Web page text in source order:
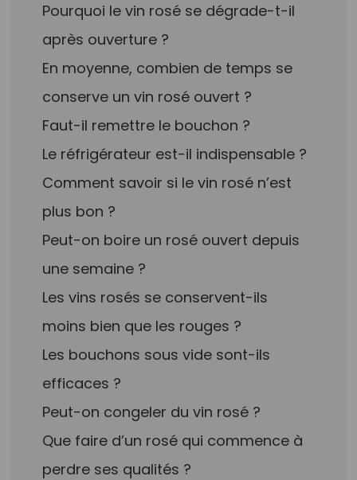
Pourquoi le vin rosé se dégrade-t-il
après ouverture ?
En moyenne, combien de temps se
conserve un vin rosé ouvert ?
Faut-il remettre le bouchon ?
Le réfrigérateur est-il indispensable ?
Comment savoir si le vin rosé n’est
plus bon ?
Peut-on boire un rosé ouvert depuis
une semaine ?
Les vins rosés se conservent-ils
moins bien que les rouges ?
Les bouchons sous vide sont-ils
efficaces ?
Peut-on congeler du vin rosé ?
Que faire d’un rosé qui commence à
perdre ses qualités ?